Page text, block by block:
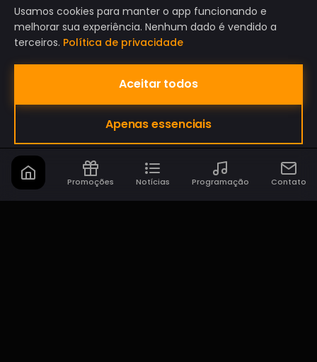
BAND FM POUSO ALEGRE
A SUA RÁDIO DO SEU JEITO!
Usamos cookies para manter o app funcionando e
melhorar sua experiência. Nenhum dado é vendido a
terceiros. Política de privacidade
Aceitar todos
Apenas essenciais
Promoções Notícias Programação Contato